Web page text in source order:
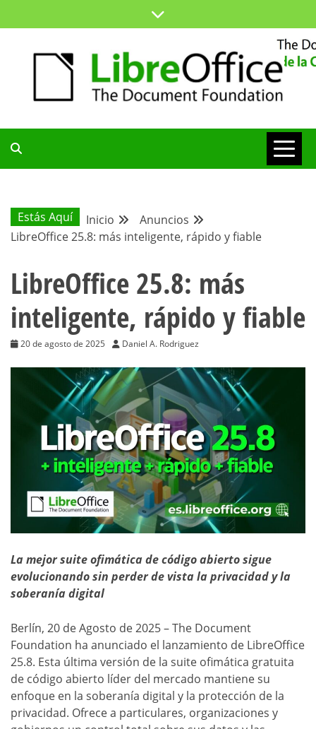
al
BLOG DE LA
COMUNIDAD
HISPANA
Estás Aquí Inicio
Anuncios
LibreOffice 25.8: más inteligente, rápido y fiable
LibreOffice 25.8: más
inteligente, rápido y fiable
20 de agosto de 2025 Daniel A. Rodriguez
La mejor suite ofimática de código abierto sigue
evolucionando sin perder de vista la privacidad y la
soberanía digital
Berlín, 20 de Agosto de 2025 – The Document
Foundation ha anunciado el lanzamiento de LibreOffice
25.8. Esta última versión de la suite ofimática gratuita
de código abierto líder del mercado mantiene su
enfoque en la soberanía digital y la protección de la
privacidad. Ofrece a particulares, organizaciones y